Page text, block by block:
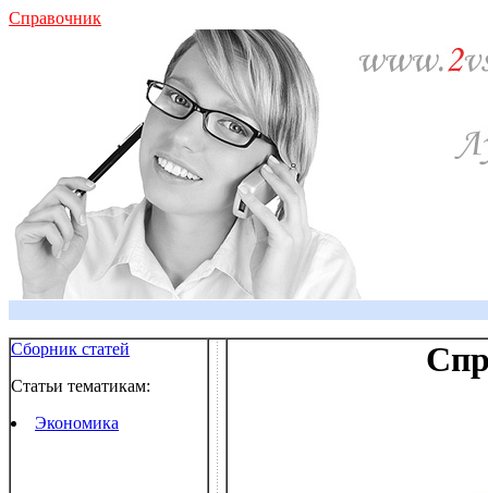
Справочник
Сборник статей
Статьи тематикам:
Экономика